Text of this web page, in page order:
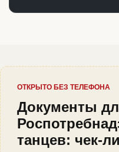
ОТКРЫТО БЕЗ ТЕЛЕФОНА
Документы
танцев: чек-